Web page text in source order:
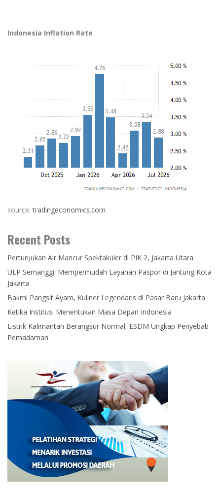
Indonesia Inflation Rate
source:tradingeconomics.com
Recent Posts
Pertunjukan Air Mancur Spektakuler di PIK 2, Jakarta Utara
ULP Semanggi: Mempermudah Layanan Paspor di Jantung Kota
Jakarta
Bakmi Pangsit Ayam, Kuliner Legendaris di Pasar Baru Jakarta
Ketika Institusi Menentukan Masa Depan Indonesia
Listrik Kalimantan Berangsur Normal, ESDM Ungkap Penyebab
Pemadaman